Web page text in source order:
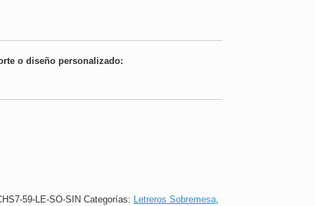
o diseño personalizado:
59-LE-SO-SIN Categorías: Letreros Sobremesa,